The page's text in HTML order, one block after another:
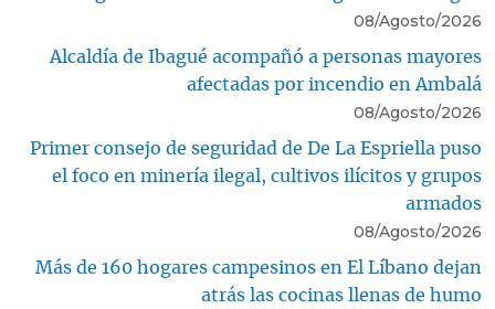
08/Agosto/2026
Alcaldía de Ibagué acompañó a personas mayores
afectadas por incendio en Ambalá
08/Agosto/2026
Primer consejo de seguridad de De La Espriella puso
el foco en minería ilegal, cultivos ilícitos y grupos
armados
08/Agosto/2026
Más de 160 hogares campesinos en El Líbano dejan
atrás las cocinas llenas de humo